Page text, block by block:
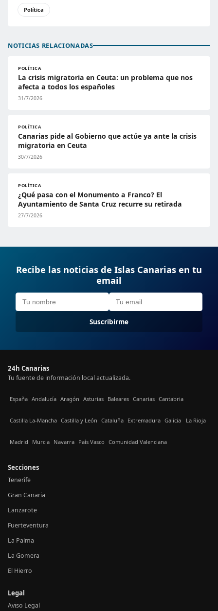
Política
NOTICIAS RELACIONADAS
POLÍTICA
La crisis migratoria en Ceuta: un problema que nos
afecta a todos los españoles
31/7/2026
POLÍTICA
Canarias pide al Gobierno que actúe ya ante la crisis
migratoria en Ceuta
30/7/2026
POLÍTICA
¿Qué pasa con el Monumento a Franco? El
Ayuntamiento de Santa Cruz recurre su retirada
27/7/2026
Recibe las noticias de Islas Canarias en tu
email
Suscribirme
24h Canarias
Tu fuente de información local actualizada.
España Andalucía Aragón Asturias Baleares Canarias Cantabria
Castilla La-Mancha Castilla y León Cataluña Extremadura Galicia La Rioja
Madrid Murcia Navarra País Vasco Comunidad Valenciana
Secciones
Tenerife
Gran Canaria
Lanzarote
Fuerteventura
La Palma
La Gomera
El Hierro
Legal
Aviso Legal